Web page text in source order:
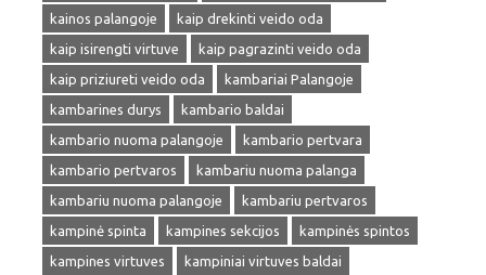
kainos palangoje
kaip drekinti veido oda
kaip isirengti virtuve
kaip pagrazinti veido oda
kaip priziureti veido oda
kambariai Palangoje
kambarines durys
kambario baldai
kambario nuoma palangoje
kambario pertvara
kambario pertvaros
kambariu nuoma palanga
kambariu nuoma palangoje
kambariu pertvaros
kampinė spinta
kampines sekcijos
kampinės spintos
kampines virtuves
kampiniai virtuves baldai